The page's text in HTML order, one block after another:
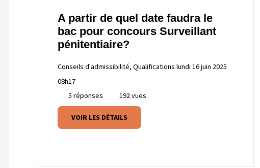
A partir de quel date faudra le
bac pour concours Surveillant
pénitentiaire?
Conseils d'admissibilité, Qualifications lundi 16 juin 2025
08h17
5 réponses
192 vues
VOIR LES DÉTAILS